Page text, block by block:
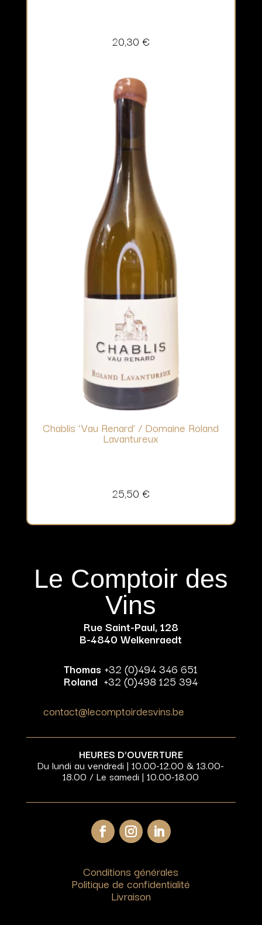
20,30 €
Chablis ‘Vau Renard’ / Domaine Roland
Lavantureux
25,50 €
Le Comptoir des
Vins
Rue Saint-Paul, 128
B-4840 Welkenraedt
Thomas +32 (0)494 346 651
Roland +32 (0)498 125 394
contact@lecomptoirdesvins.be
HEURES D’OUVERTURE
Du lundi au vendredi | 10.00-12.00 & 13.00-
18.00 / Le samedi | 10.00-18.00
Conditions générales
Politique de confidentialité
Livraison